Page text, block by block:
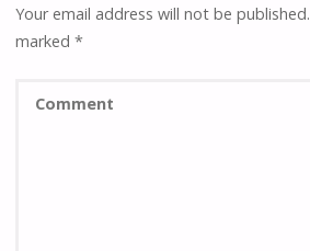
Your email address will not be published.
marked*